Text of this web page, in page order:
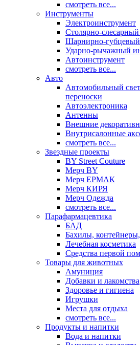
смотреть все...
Инструменты
Электроинструмент
Столярно-
Шарнирно-
Ударно-рычажный
Автоинструмент
смотреть все...
Авто
Автомобильный
переноски
Автоэлектроника
Антенны
Внешние
Внутрисалонные
смотреть все...
Звездные проекты
BY Street Couture
Мерч BY
Мерч ЕРМАК
Мерч КИРЯ
Мерч Одежда
смотреть все...
Парафармацевтика
БАД
Бахилы,
Лечебная косметика
Средства первой
Товары для животных
Амуниция
Добавки и лакомства
Здоровье и гигиена
Игрушки
Места для отдыха
смотреть все...
Продукты и напитки
Вода и напитки